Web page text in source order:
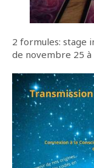
2 formules: stage
de novembre 25 à